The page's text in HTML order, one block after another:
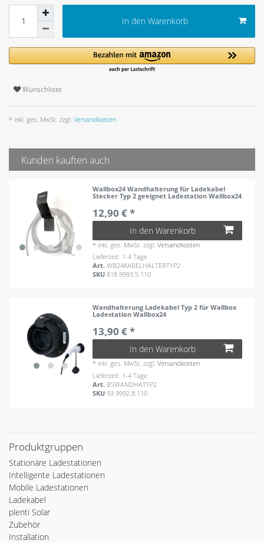
In den Warenkorb
Wunschliste
* inkl. ges. MwSt. zzgl. Versandkosten
Kunden kauften auch
Wallbox24 Wandhalterung für Ladekabel
Stecker Typ 2 geeignet Ladestation Wallbox24
12,90 € *
In den Warenkorb
* inkl. ges. MwSt. zzgl.Versandkosten
Lieferzeit: 1-4 Tage
Art.WB24KABELHALTERTYP2
SKU818.9993.5.110
Wandhalterung Ladekabel Typ 2 für Wallbox
Ladestation Wallbox24
13,90 € *
In den Warenkorb
* inkl. ges. MwSt. zzgl.Versandkosten
Lieferzeit: 1-4 Tage
Art. BSWANDHATYP2
SKU93.9992.8.110
Produktgruppen
Stationäre Ladestationen
Intelligente Ladestationen
Mobile Ladestationen
Ladekabel
plenti Solar
Zubehör
Installation